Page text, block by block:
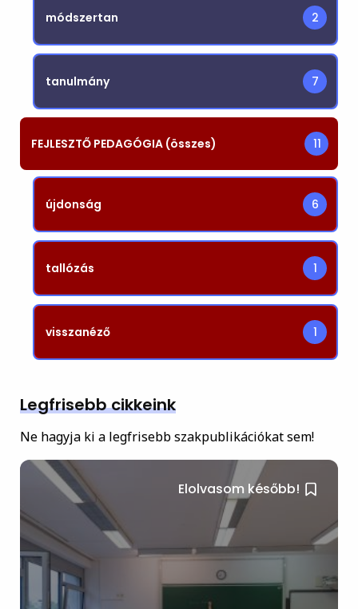
módszertan 2
tanulmány 7
FEJLESZTŐ PEDAGÓGIA (összes) 11
újdonság 6
tallózás 1
visszanéző 1
Legfrisebb cikkeink
Ne hagyja ki a legfrisebb szakpublikációkat sem!
Elolvasom később!